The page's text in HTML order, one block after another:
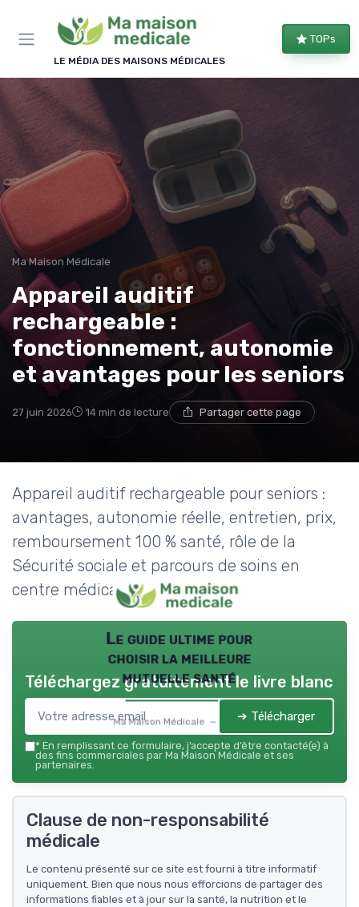
LE MÉDIA DES MAISONS MÉDICALES
TOPs
Ma Maison Médicale
Appareil auditif
rechargeable :
fonctionnement, autonomie
et avantages pour les seniors
27 juin 2026 14 min de lecture Partager cette page
Appareil auditif rechargeable pour seniors :
avantages, autonomie réelle, entretien, prix,
remboursement 100 % santé, rôle de la
Sécurité sociale et parcours de soins en
centre médical.
Le guide ultime pour
choisir la meilleure
mutuelle santé
Ma Maison Médicale — 2026
Téléchargez gratuitement le livre blanc
➔ Télécharger
* En remplissant ce formulaire, j’accepte d’être contacté(e) à
des fins commerciales par Ma Maison Médicale et ses
partenaires.
Clause de non-responsabilité
médicale
Le contenu présenté sur ce site est fourni à titre informatif
uniquement. Bien que nous nous efforcions de partager des
informations fiables et à jour sur la santé, la nutrition et le
×
REJOIGNEZ LE CLUB
Bien équipé, bien chez soi !
Les membres du club reçoivent nos comparatifs
d'équipements, les évolutions des aides
financières et nos conseils d'aménagement, une à
deux fois par semaine.
Comparatifs Aides & droits
Bons plans Conseils
→ Je rejoins le club
* En rejoignant le club, j'accepte de recevoir les emails
de Ma Maison Médicale et les offres de ses